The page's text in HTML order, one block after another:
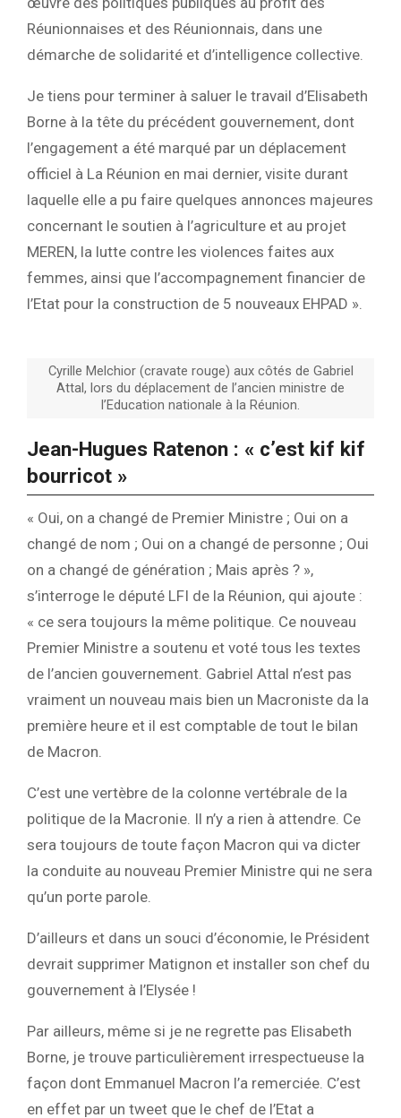
Réunionnaises et des Réunionnais, dans une
démarche de solidarité et d’intelligence collective.
Je tiens pour terminer à saluer le travail d’Elisabeth
Borne à la tête du précédent gouvernement, dont
l’engagement a été marqué par un déplacement
officiel à La Réunion en mai dernier, visite durant
laquelle elle a pu faire quelques annonces majeures
concernant le soutien à l’agriculture et au projet
MEREN, la lutte contre les violences faites aux
femmes, ainsi que l’accompagnement financier de
l’Etat pour la construction de 5 nouveaux EHPAD ».
Cyrille Melchior (cravate rouge) aux côtés de Gabriel
Attal, lors du déplacement de l’ancien ministre de
l’Education nationale à la Réunion.
Jean-Hugues Ratenon : « c’est kif kif
bourricot »
« Oui, on a changé de Premier Ministre ; Oui on a
changé de nom ; Oui on a changé de personne ; Oui
on a changé de génération ; Mais après ? »,
s’interroge le député LFI de la Réunion, qui ajoute :
« ce sera toujours la même politique. Ce nouveau
Premier Ministre a soutenu et voté tous les textes
de l’ancien gouvernement. Gabriel Attal n’est pas
vraiment un nouveau mais bien un Macroniste da la
première heure et il est comptable de tout le bilan
de Macron.
C’est une vertèbre de la colonne vertébrale de la
politique de la Macronie. Il n’y a rien à attendre. Ce
sera toujours de toute façon Macron qui va dicter
la conduite au nouveau Premier Ministre qui ne sera
qu’un porte parole.
D’ailleurs et dans un souci d’économie, le Président
devrait supprimer Matignon et installer son chef du
gouvernement à l’Elysée !
Par ailleurs, même si je ne regrette pas Elisabeth
Borne, je trouve particulièrement irrespectueuse la
façon dont Emmanuel Macron l’a remerciée. C’est
en effet par un tweet que le chef de l’Etat a